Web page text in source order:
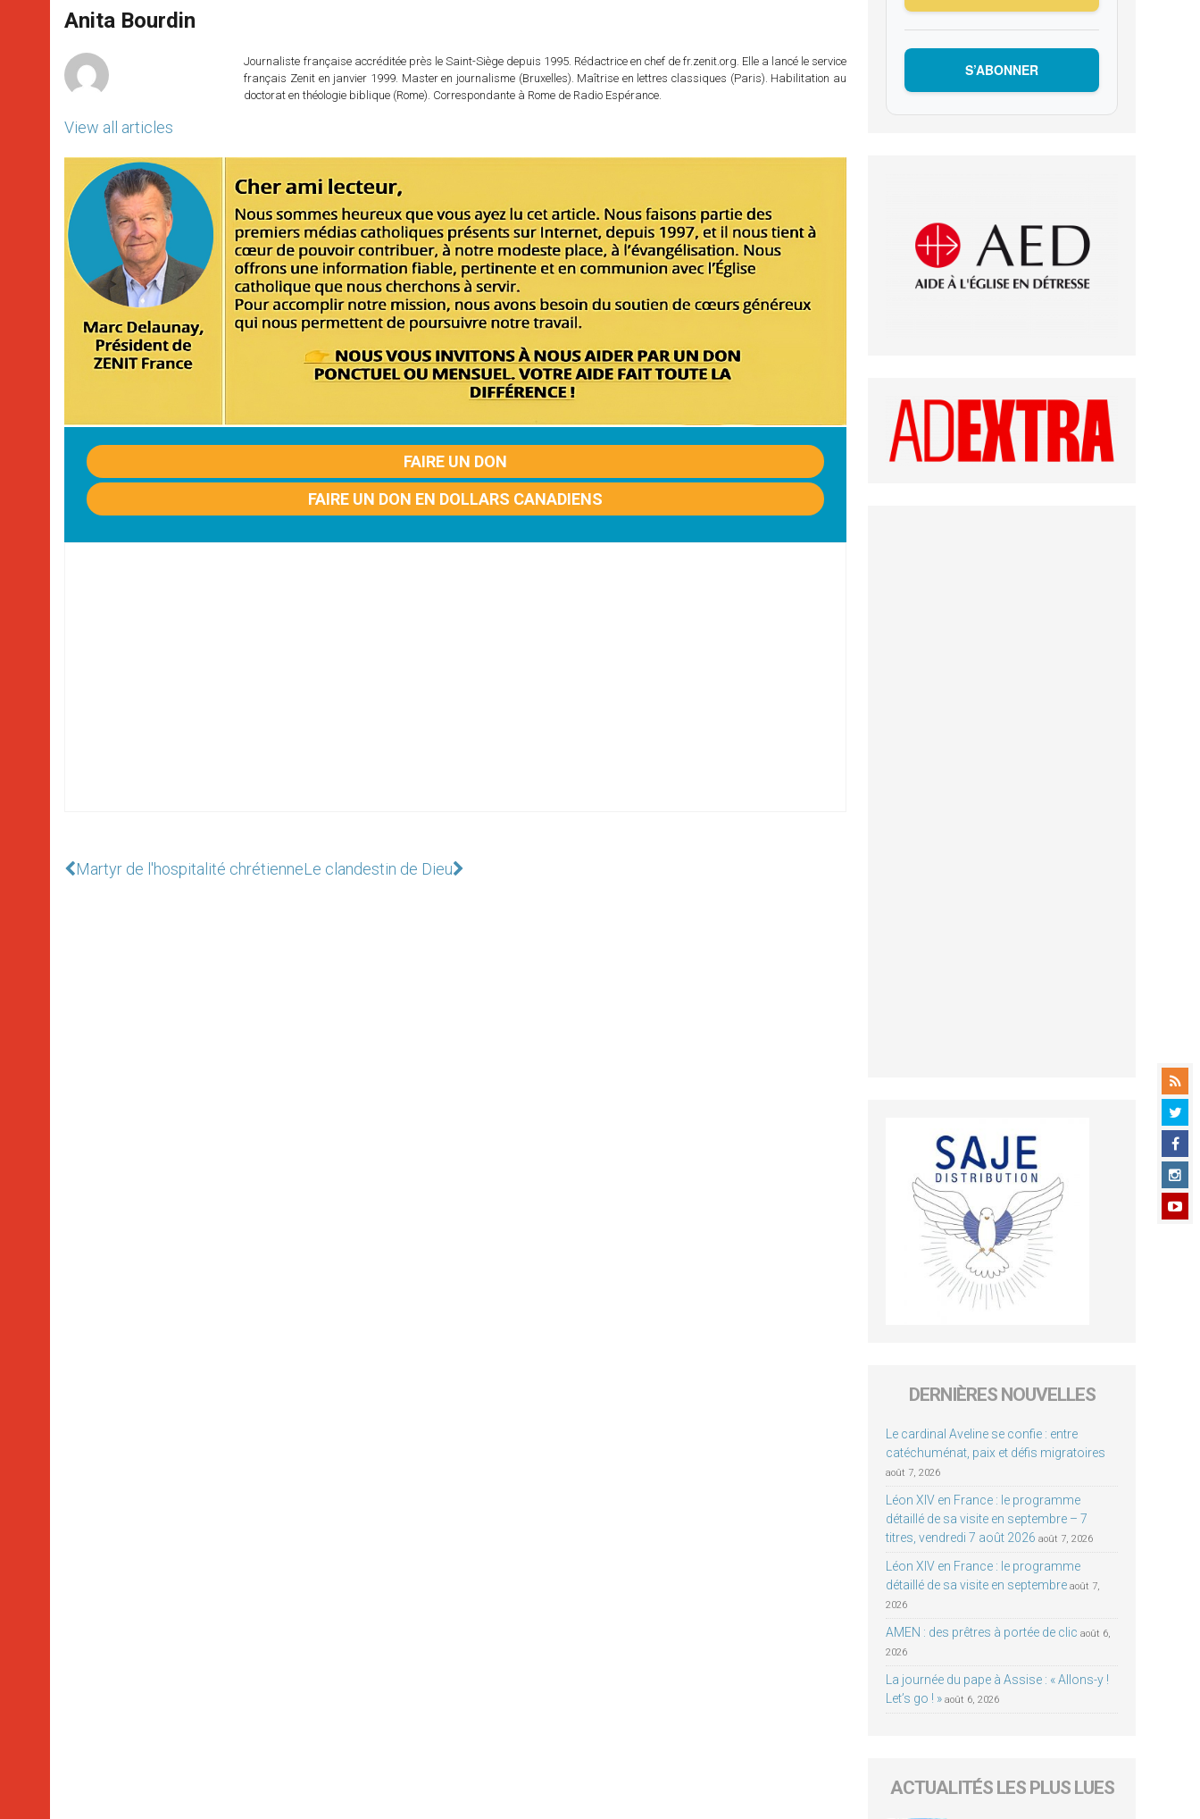
p
p
g
e
o
k
r
Anita Bourdin
View all articles
Journaliste française accréditée près le Saint-Siège depuis 1995. Rédactrice en chef de fr.zenit.org. Elle a lancé le service
français Zenit en janvier 1999. Master en journalisme (Bruxelles). Maîtrise en lettres classiques (Paris). Habilitation au
doctorat en théologie biblique (Rome). Correspondante à Rome de Radio Espérance.
FAIRE UN DON
FAIRE UN DON EN DOLLARS CANADIENS
Martyr de l'hospitalité chrétienneLe clandestin de Dieu
S’ABONNER
DERNIÈRES NOUVELLES
Le cardinal Aveline se confie : entre
catéchuménat, paix et défis migratoires
août 7, 2026
Léon XIV en France : le programme
détaillé de sa visite en septembre – 7
titres, vendredi 7 août 2026 août 7, 2026
Léon XIV en France : le programme
détaillé de sa visite en septembre août 7,
2026
AMEN : des prêtres à portée de clic août 6,
2026
La journée du pape à Assise : « Allons-y !
Let’s go ! » août 6, 2026
ACTUALITÉS LES PLUS LUES